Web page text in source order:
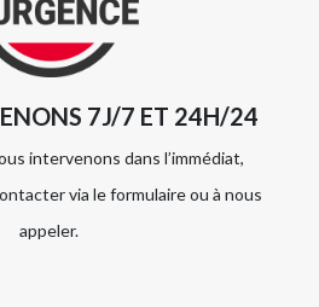
7J/7 ET 24H/24
intervenons dans l’immédiat,
via le formulaire ou à nous
appeler.